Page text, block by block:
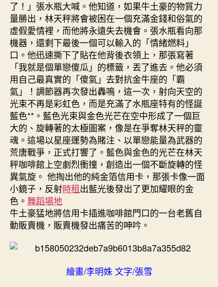
了！」張水瓶大喊。他知道，如果牛土豪的物質力
量勝出，林天秤將會被困在一個充滿金錢和俗氣的
虛假愛情裡，而他將永遠失去機會。張水瓶看向那
機器，還剩下最後一個可以輸入的「情緒燃料」
口。他迅速撕下了貼在他背後衣領上，那張寫著
「我就是個單戀傻瓜」的標籤，丟了進去。他必須
用自己最真實的「傻氣」去對抗金牛座的「霸
氣」！調節器再次發出轟鳴，這一次，射向天空的
光束不再是彩虹色，而是充滿了水瓶座特有的怪誕
藍色**。藍色光束與金色光芒在空中形成了一個巨
大的、旋轉著的太極圖案，像是在爭奪林天秤的靈
魂。這場以星座運勢為賭注、以單戀能量為武器的
荒唐戰爭，正式打響了。藍色與金色的光芒在林天
秤咖啡館上空劇烈衝撞，創造出一個不斷旋轉的怪
異氣旋。 他掏出他的純金箔信用卡，那張卡像一面
小鏡子，反射時租出藍光後發出了更加耀眼的金
色。 舞蹈場地
牛土豪猛地將信用卡插進咖啡館門口的一台老舊自
動販賣機，販賣機發出痛苦的呻吟。
繪畫/李明姝 文字/張雪